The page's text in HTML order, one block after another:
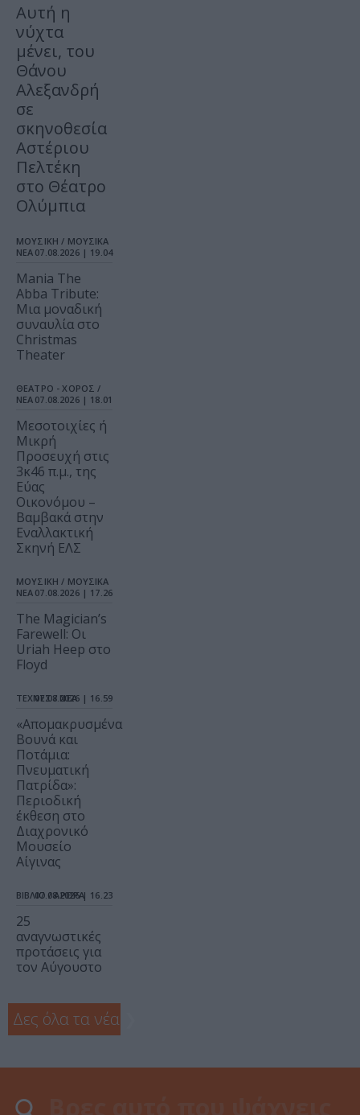
Αυτή η
νύχτα
μένει, του
Θάνου
Αλεξανδρή
σε
σκηνοθεσία
Αστέριου
Πελτέκη
στο Θέατρο
Ολύμπια
ΜΟΥΣΙΚΗ / ΜΟΥΣΙΚΑ
ΝΕΑ 07.08.2026 | 19.04
Mania The
Abba Tribute:
Μια μοναδική
συναυλία στο
Christmas
Theater
ΘΕΑΤΡΟ - ΧΟΡΟΣ /
ΝΕΑ 07.08.2026 | 18.01
Μεσοτοιχίες ή
Μικρή
Προσευχή στις
3κ46 π.μ., της
Εύας
Οικονόμου –
Βαμβακά στην
Εναλλακτική
Σκηνή ΕΛΣ
ΜΟΥΣΙΚΗ / ΜΟΥΣΙΚΑ
ΝΕΑ 07.08.2026 | 17.26
The Magician’s
Farewell: Οι
Uriah Heep στο
Floyd
ΤΕΧΝΕΣ / ΝΕΑ
07.08.2026 | 16.59
«Απομακρυσμένα
Βουνά και
Ποτάμια:
Πνευματική
Πατρίδα»:
Περιοδική
έκθεση στο
Διαχρονικό
Μουσείο
Αίγινας
ΒΙΒΛΙΟ / ΑΡΘΡΑ
07.08.2026 | 16.23
25
αναγνωστικές
προτάσεις για
τον Αύγουστο
Δες όλα τα νέα